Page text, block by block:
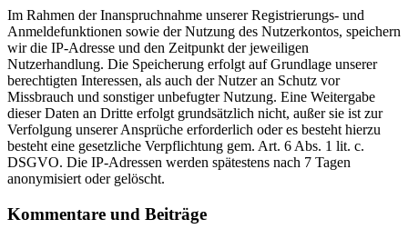
Im Rahmen der Inanspruchnahme unserer Registrierungs- und
Anmeldefunktionen sowie der Nutzung des Nutzerkontos, speichern
wir die IP-Adresse und den Zeitpunkt der jeweiligen
Nutzerhandlung. Die Speicherung erfolgt auf Grundlage unserer
berechtigten Interessen, als auch der Nutzer an Schutz vor
Missbrauch und sonstiger unbefugter Nutzung. Eine Weitergabe
dieser Daten an Dritte erfolgt grundsätzlich nicht, außer sie ist zur
Verfolgung unserer Ansprüche erforderlich oder es besteht hierzu
besteht eine gesetzliche Verpflichtung gem. Art. 6 Abs. 1 lit. c.
DSGVO. Die IP-Adressen werden spätestens nach 7 Tagen
anonymisiert oder gelöscht.
Kommentare und Beiträge